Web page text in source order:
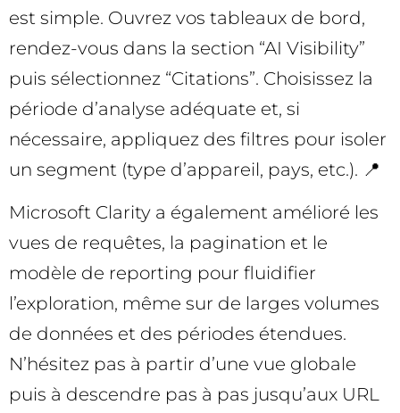
est simple. Ouvrez vos tableaux de bord,
rendez-vous dans la section “AI Visibility”
puis sélectionnez “Citations”. Choisissez la
période d’analyse adéquate et, si
nécessaire, appliquez des filtres pour isoler
un segment (type d’appareil, pays, etc.). 📍
Microsoft Clarity a également amélioré les
vues de requêtes, la pagination et le
modèle de reporting pour fluidifier
l’exploration, même sur de larges volumes
de données et des périodes étendues.
N’hésitez pas à partir d’une vue globale
puis à descendre pas à pas jusqu’aux URL